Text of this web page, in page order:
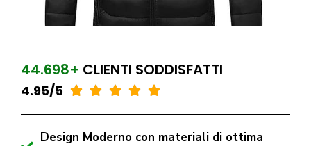
44.698+ CLIENTI SODDISFATTI
4.95/5     
Design Moderno con materiali di ottima